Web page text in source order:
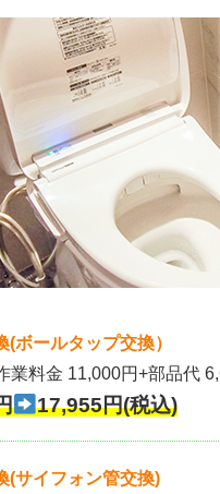
ボールタップ交換）
業料金 11,000円+部品代
17,955円(税込)
(サイフォン管交換)